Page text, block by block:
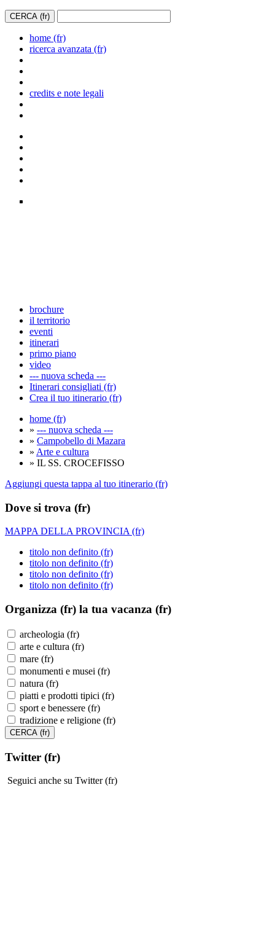
home (fr)
ricerca avanzata (fr)
credits e note legali
brochure
il territorio
eventi
itinerari
primo piano
video
--- nuova scheda ---
Itinerari consigliati (fr)
Crea il tuo itinerario (fr)
home (fr)
» --- nuova scheda ---
» Campobello di Mazara
» Arte e cultura
» IL SS. CROCEFISSO
Aggiungi questa tappa al tuo itinerario (fr)
Dove si trova (fr)
MAPPA DELLA PROVINCIA (fr)
titolo non definito (fr)
titolo non definito (fr)
titolo non definito (fr)
titolo non definito (fr)
Organizza (fr) la tua vacanza (fr)
archeologia (fr)
arte e cultura (fr)
mare (fr)
monumenti e musei (fr)
natura (fr)
piatti e prodotti tipici (fr)
sport e benessere (fr)
tradizione e religione (fr)
Twitter (fr)
Seguici anche su Twitter (fr)